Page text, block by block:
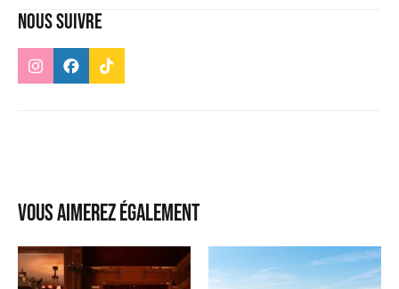
Nous suivre
Vous aimerez également